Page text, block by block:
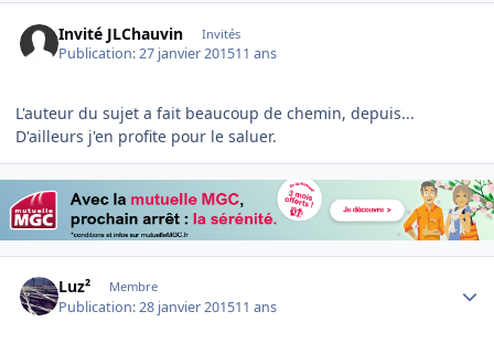
Invité JLChauvin Invités
Publication:27 janvier 201511 ans
L'auteur du sujet a fait beaucoup de chemin, depuis...
D'ailleurs j'en profite pour le saluer.
Luz² Membre
Publication:28 janvier 201511 ans